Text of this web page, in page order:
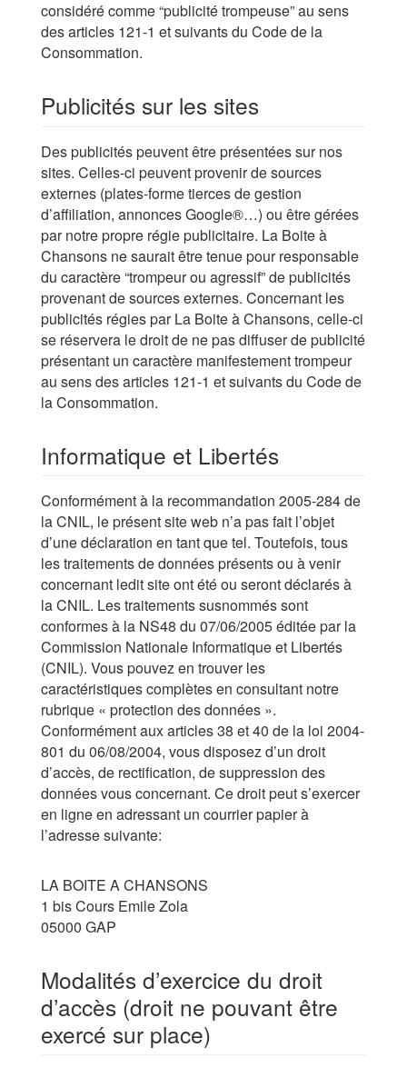
considéré comme “publicité trompeuse” au sens
des articles 121-1 et suivants du Code de la
Consommation.
Publicités sur les sites
Des publicités peuvent être présentées sur nos
sites. Celles-ci peuvent provenir de sources
externes (plates-forme tierces de gestion
d’affiliation, annonces Google®…) ou être gérées
par notre propre régie publicitaire. La Boite à
Chansons ne saurait être tenue pour responsable
du caractère “trompeur ou agressif” de publicités
provenant de sources externes. Concernant les
publicités régies par La Boite à Chansons, celle-ci
se réservera le droit de ne pas diffuser de publicité
présentant un caractère manifestement trompeur
au sens des articles 121-1 et suivants du Code de
la Consommation.
Informatique et Libertés
Conformément à la recommandation 2005-284 de
la CNIL, le présent site web n’a pas fait l’objet
d’une déclaration en tant que tel. Toutefois, tous
les traitements de données présents ou à venir
concernant ledit site ont été ou seront déclarés à
la CNIL. Les traitements susnommés sont
conformes à la NS48 du 07/06/2005 éditée par la
Commission Nationale Informatique et Libertés
(CNIL). Vous pouvez en trouver les
caractéristiques complètes en consultant notre
rubrique « protection des données ».
Conformément aux articles 38 et 40 de la loi 2004-
801 du 06/08/2004, vous disposez d’un droit
d’accès, de rectification, de suppression des
données vous concernant. Ce droit peut s’exercer
en ligne en adressant un courrier papier à
l’adresse suivante:
LA BOITE A CHANSONS
1 bis Cours Emile Zola
05000 GAP
Modalités d’exercice du droit
d’accès (droit ne pouvant être
exercé sur place)